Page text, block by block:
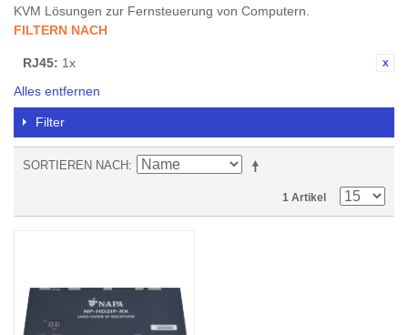
KVM Lösungen zur Fernsteuerung von Computern.
FILTERN NACH
RJ45: 1x
Alles entfernen
Filter
SORTIEREN NACH
1 Artikel